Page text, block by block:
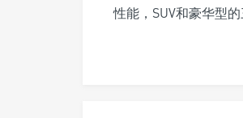
性能，SUV和豪华型